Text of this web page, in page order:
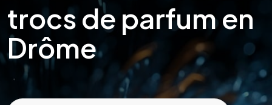
trocs de parfum en
Drôme